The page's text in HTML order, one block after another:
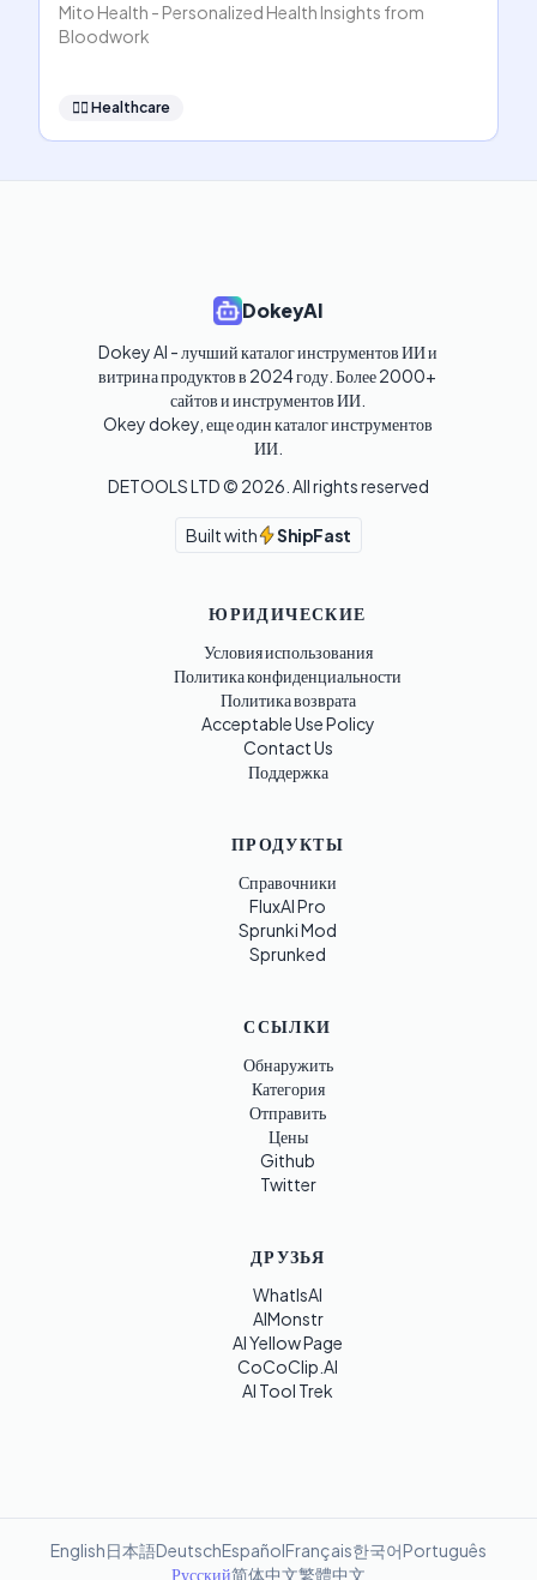
Mito Health - Personalized Health Insights from
Bloodwork
👩‍⚕️ Healthcare
DokeyAI
Dokey AI - лучший каталог инструментов ИИ и
витрина продуктов в 2024 году. Более 2000+
сайтов и инструментов ИИ.
Okey dokey, еще один каталог инструментов
ИИ.
DETOOLS LTD © 2026 . All rights reserved
Built with ShipFast
ЮРИДИЧЕСКИЕ
Условия использования
Политика конфиденциальности
Политика возврата
Acceptable Use Policy
Contact Us
Поддержка
ПРОДУКТЫ
Справочники
FluxAI Pro
Sprunki Mod
Sprunked
ССЫЛКИ
Обнаружить
Категория
Отправить
Цены
Github
Twitter
ДРУЗЬЯ
WhatIsAI
AIMonstr
AI Yellow Page
CoCoClip.AI
AI Tool Trek
English日本語DeutschEspañolFrançais한국어Português
Русский简体中文繁體中文